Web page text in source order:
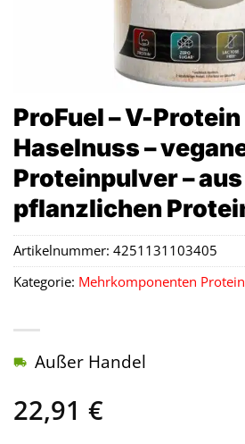
ProFuel – V-Protein
Haselnuss –
Proteinpulver –
pflanzlichen
22,91 €
Außer Handel
Artikelnummer: 4251131103405
Kategorie: Mehrkomponenten Protein